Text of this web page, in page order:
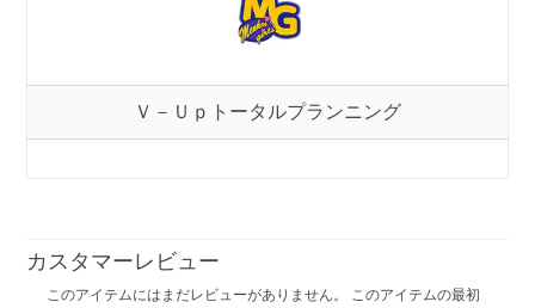
Ｖ－Ｕｐトータルプランニング
カスタマーレビュー
このアイテムにはまだレビューがありません。 このアイテムの最初